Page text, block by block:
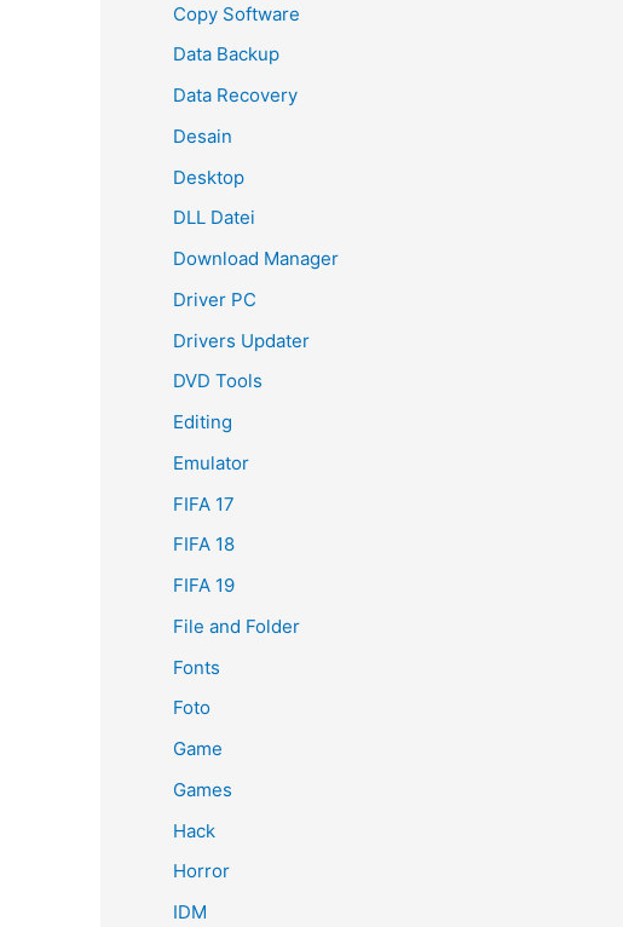
Copy Software
Data Backup
Data Recovery
Desain
Desktop
DLL Datei
Download Manager
Driver PC
Drivers Updater
DVD Tools
Editing
Emulator
FIFA 17
FIFA 18
FIFA 19
File and Folder
Fonts
Foto
Game
Games
Hack
Horror
IDM